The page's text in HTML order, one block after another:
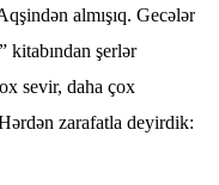
almışıq. Gecələr
kitabından şerlər
sevir, daha çox
zarafatla deyirdik: